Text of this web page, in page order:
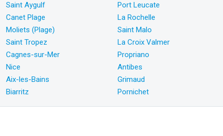
Saint Aygulf
Port Leucate
Canet Plage
La Rochelle
Moliets (Plage)
Saint Malo
Saint Tropez
La Croix Valmer
Cagnes-sur-Mer
Propriano
Nice
Antibes
Aix-les-Bains
Grimaud
Biarritz
Pornichet